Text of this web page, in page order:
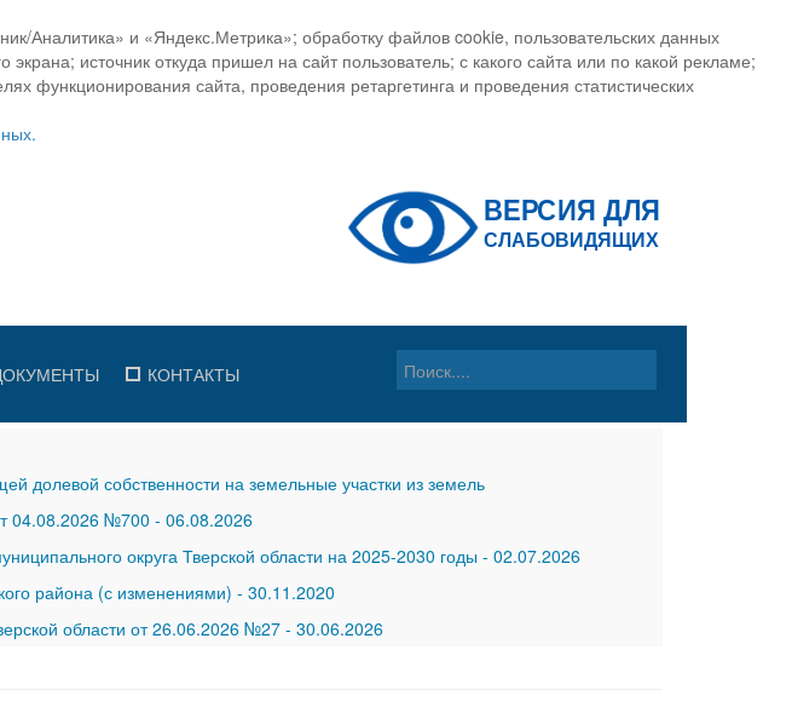
Аналитика» и «Яндекс.Метрика»; обработку файлов cookie, пользовательских данных
источник откуда пришел на сайт пользователь; с какого сайта или по какой рекламе;
функционирования сайта, проведения ретаргетинга и проведения статистических
КОНТАКТЫ
долевой собственности на земельные участки из земель
04.08.2026 №700 - 06.08.2026
округа Тверской области на 2025-2030 годы - 02.07.2026
района (с изменениями) - 30.11.2020
области от 26.06.2026 №27 - 30.06.2026